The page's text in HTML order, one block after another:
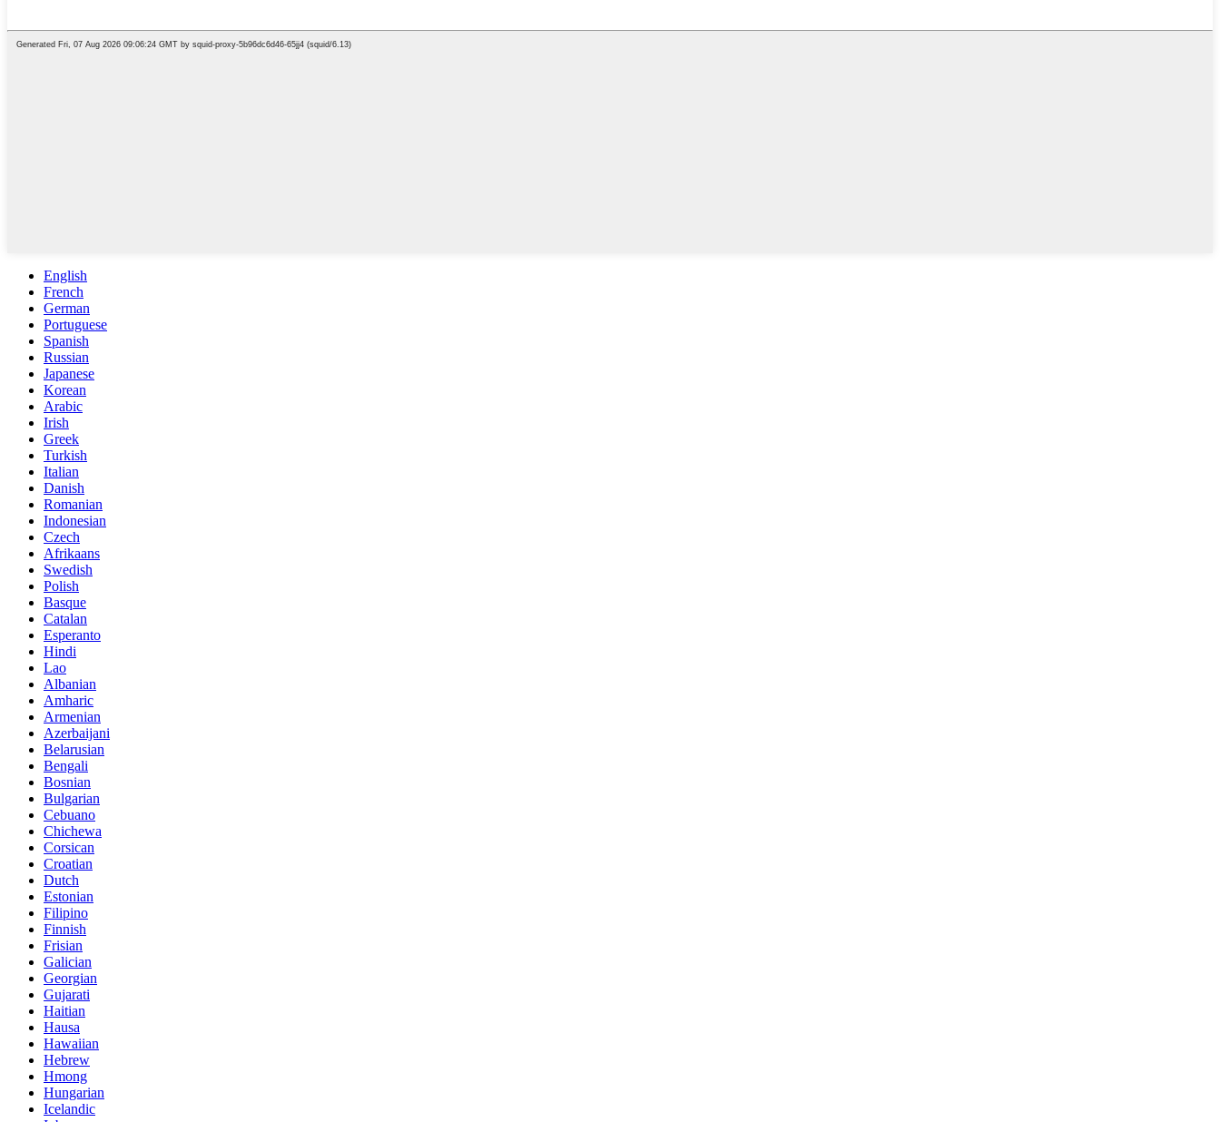
English
French
German
Portuguese
Spanish
Russian
Japanese
Korean
Arabic
Irish
Greek
Turkish
Italian
Danish
Romanian
Indonesian
Czech
Afrikaans
Swedish
Polish
Basque
Catalan
Esperanto
Hindi
Lao
Albanian
Amharic
Armenian
Azerbaijani
Belarusian
Bengali
Bosnian
Bulgarian
Cebuano
Chichewa
Corsican
Croatian
Dutch
Estonian
Filipino
Finnish
Frisian
Galician
Georgian
Gujarati
Haitian
Hausa
Hawaiian
Hebrew
Hmong
Hungarian
Icelandic